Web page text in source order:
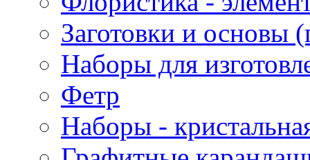
Заготовки и основы
Наборы для
Фетр
Наборы -